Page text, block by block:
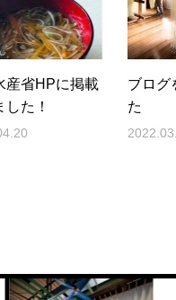
産省HPに掲載
した！
ブログ
た